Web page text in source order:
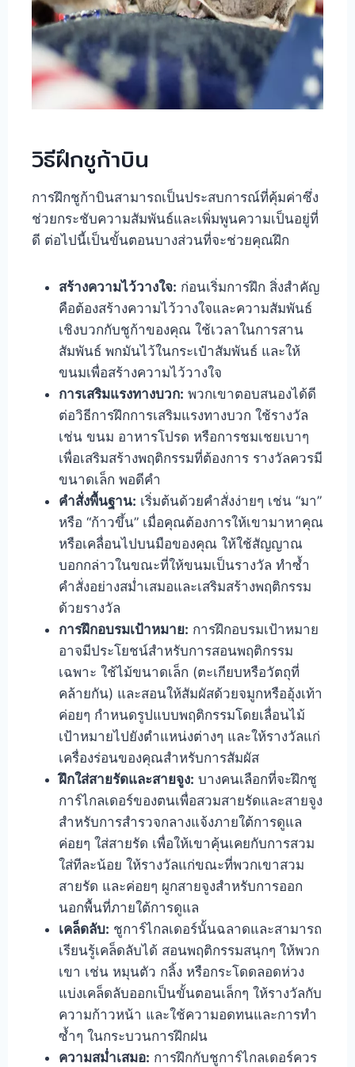
วิธีฝึกชูก้าบิน
การฝึกชูก้าบินสามารถเป็นประสบการณ์ที่คุ้มค่าซึ่ง
ช่วยกระชับความสัมพันธ์และเพิ่มพูนความเป็นอยู่ที่
ดี ต่อไปนี้เป็นขั้นตอนบางส่วนที่จะช่วยคุณฝึก
สร้างความไว้วางใจ: ก่อนเริ่มการฝึก สิ่งสำคัญ
คือต้องสร้างความไว้วางใจและความสัมพันธ์
เชิงบวกกับชูก้าของคุณ ใช้เวลาในการสาน
สัมพันธ์ พกมันไว้ในกระเป๋าสัมพันธ์ และให้
ขนมเพื่อสร้างความไว้วางใจ
การเสริมแรงทางบวก: พวกเขาตอบสนองได้ดี
ต่อวิธีการฝึกการเสริมแรงทางบวก ใช้รางวัล
เช่น ขนม อาหารโปรด หรือการชมเชยเบาๆ
เพื่อเสริมสร้างพฤติกรรมที่ต้องการ รางวัลควรมี
ขนาดเล็ก พอดีคำ
คำสั่งพื้นฐาน: เริ่มต้นด้วยคำสั่งง่ายๆ เช่น “มา”
หรือ “ก้าวขึ้น” เมื่อคุณต้องการให้เขามาหาคุณ
หรือเคลื่อนไปบนมือของคุณ ให้ใช้สัญญาณ
บอกกล่าวในขณะที่ให้ขนมเป็นรางวัล ทำซ้ำ
คำสั่งอย่างสม่ำเสมอและเสริมสร้างพฤติกรรม
ด้วยรางวัล
การฝึกอบรมเป้าหมาย: การฝึกอบรมเป้าหมาย
อาจมีประโยชน์สำหรับการสอนพฤติกรรม
เฉพาะ ใช้ไม้ขนาดเล็ก (ตะเกียบหรือวัตถุที่
คล้ายกัน) และสอนให้สัมผัสด้วยจมูกหรืออุ้งเท้า
ค่อยๆ กำหนดรูปแบบพฤติกรรมโดยเลื่อนไม้
เป้าหมายไปยังตำแหน่งต่างๆ และให้รางวัลแก่
เครื่องร่อนของคุณสำหรับการสัมผัส
ฝึกใส่สายรัดและสายจูง: บางคนเลือกที่จะฝึกชู
การ์ไกลเดอร์ของตนเพื่อสวมสายรัดและสายจูง
สำหรับการสำรวจกลางแจ้งภายใต้การดูแล
ค่อยๆ ใส่สายรัด เพื่อให้เขาคุ้นเคยกับการสวม
ใส่ทีละน้อย ให้รางวัลแก่ขณะที่พวกเขาสวม
สายรัด และค่อยๆ ผูกสายจูงสำหรับการออก
นอกพื้นที่ภายใต้การดูแล
เคล็ดลับ: ชูการ์ไกลเดอร์นั้นฉลาดและสามารถ
เรียนรู้เคล็ดลับได้ สอนพฤติกรรมสนุกๆ ให้พวก
เขา เช่น หมุนตัว กลิ้ง หรือกระโดดลอดห่วง
แบ่งเคล็ดลับออกเป็นขั้นตอนเล็กๆ ให้รางวัลกับ
ความก้าวหน้า และใช้ความอดทนและการทำ
ซ้ำๆ ในกระบวนการฝึกฝน
ความสม่ำเสมอ: การฝึกกับชูการ์ไกลเดอร์ควร